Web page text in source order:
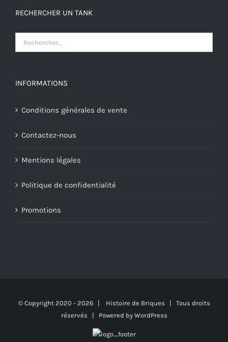
RECHERCHER UN TANK
INFORMATIONS
Conditions générales de vente
Contactez-nous
Mentions légales
Politique de confidentialité
Promotions
© Copyright 2020 - 2026 | Histoire de Briques | Tous droits
réservés | Powered by WordPress